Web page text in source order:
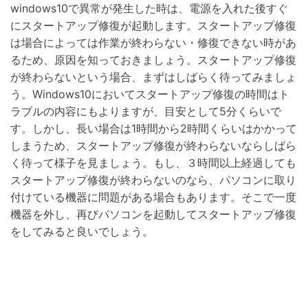
windows10で異常が発生した時は、電源を入れた後すぐ
にスタートアップ修復が起動します。スタートアップ修復
は場合によっては作業が終わらない・修復できない時があ
るため、原因を知っておきましょう。スタートアップ修復
が終わらないという場合、まずはしばらく待ってみましょ
う。Windows10においてスタートアップ修復の時間はト
ラブルの内容にもよりますが、目安として5分くらいで
す。しかし、長い場合は1時間から2時間くらいはかかって
しまうため、スタートアップ修復が終わらないならしばら
く待って様子を見ましょう。もし、３時間以上経過しても
スタートアップ修復が終わらないのなら、パソコンに取り
付けている機器に問題がある場合もあります。そこで一度
機器を外し、再びパソコンを起動してスタートアップ修復
をしてみると良いでしょう。